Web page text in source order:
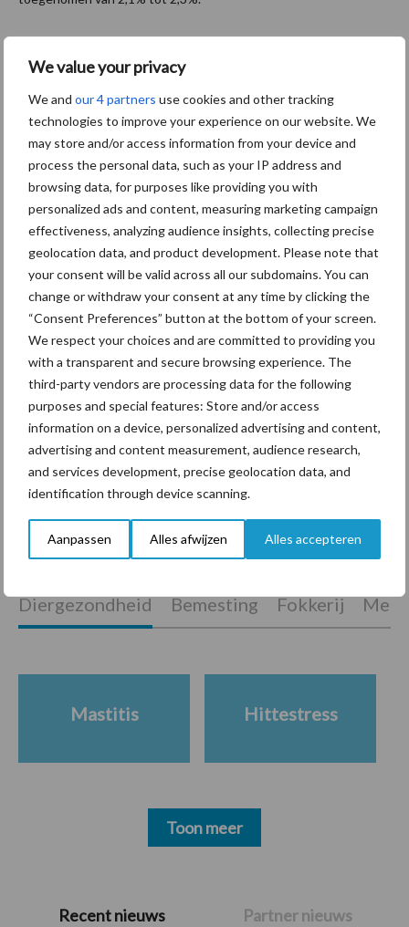
We value your privacy
We and our 4 partners use cookies and other tracking
technologies to improve your experience on our website. We
may store and/or access information from your device and
process the personal data, such as your IP address and
browsing data, for purposes like providing you with
personalized ads and content, measuring marketing campaign
effectiveness, analyzing audience insights, collecting precise
geolocation data, and product development. Please note that
your consent will be valid across all our subdomains. You can
change or withdraw your consent at any time by clicking the
“Consent Preferences” button at the bottom of your screen.
We respect your choices and are committed to providing you
with a transparent and secure browsing experience. The
third-party vendors are processing data for the following
purposes and special features: Store and/or access
information on a device, personalized advertising and content,
advertising and content measurement, audience research,
and services development, precise geolocation data, and
identification through device scanning.
Aanpassen Alles afwijzen Alles accepteren
Bron: Agrimatie
PrimaireRecent nieuws Partner nieuws
Aanbevolen voor jou!
Grondstoffenmarkt blijft
grillig: droogte en
geopolitiek houden handel
in de greep
De speenhuid: een vaak
onderschatte risicofactor
voor mastitis
ForFarmers ziet volume en
marktaandeel groeien in
krimpende Nederlandse
markt
Themapagina's
Diergezondheid Bemesting Fokkerij
Mastitis Hittestress
Toon meer